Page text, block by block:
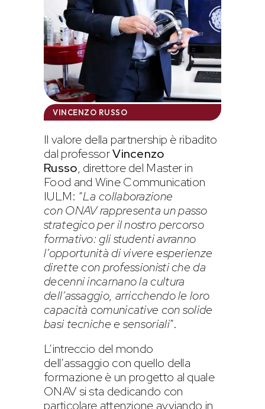
VINCENZO RUSSO
Il valore della partnership è ribadito
dal professorVincenzo
Russo, direttore del Master in
Food and Wine Communication
IULM: “La collaborazione
con ONAV rappresenta un passo
strategico per il nostro percorso
formativo: gli studenti avranno
l’opportunità di vivere esperienze
dirette con professionisti che da
decenni incarnano la cultura
dell’assaggio, arricchendo le loro
capacità comunicative con solide
basi tecniche e sensoriali”.
L’intreccio del mondo
dell’assaggio con quello della
formazione è un progetto al quale
ONAV si sta dedicando con
particolare attenzione avviando in